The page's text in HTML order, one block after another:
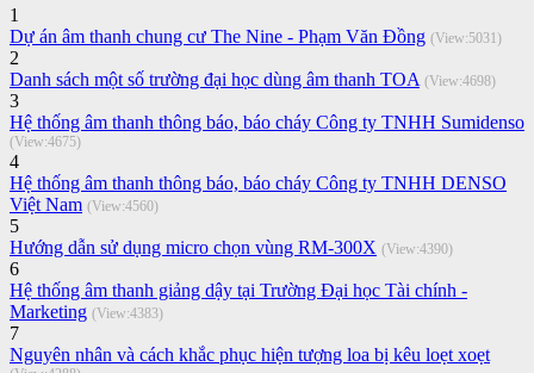
1
Dự án âm thanh chung cư The Nine - Phạm Văn Đồng (View:5031)
2
Danh sách một số trường đại học dùng âm thanh TOA (View:4698)
3
Hệ thống âm thanh thông báo, báo cháy Công ty TNHH Sumidenso
(View:4675)
4
Hệ thống âm thanh thông báo, báo cháy Công ty TNHH DENSO
Việt Nam (View:4560)
5
Hướng dẫn sử dụng micro chọn vùng RM-300X (View:4390)
6
Hệ thống âm thanh giảng dậy tại Trường Đại học Tài chính -
Marketing (View:4383)
7
Nguyên nhân và cách khắc phục hiện tượng loa bị kêu loẹt xoẹt